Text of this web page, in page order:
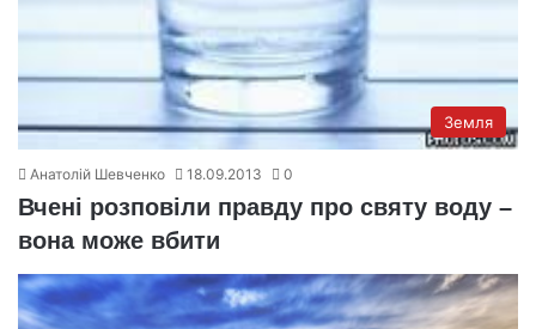
Земля
Анатолій Шевченко 18.09.2013 0
Вчені розповіли правду про святу воду –
вона може вбити